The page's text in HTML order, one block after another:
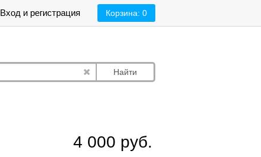
Корзина: 0
Вход и регистрация
Найти
4 000 руб.